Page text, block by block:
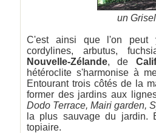
un
C'est ainsi que l'on peut
cordylines, arbutus,
Nouvelle-Zélande, de
hétéroclite s'harmonise à
Entourant trois côtés de la
former des jardins aux
Dodo Terrace, Mairi garden,
la plus sauvage du jardin.
topiaire.